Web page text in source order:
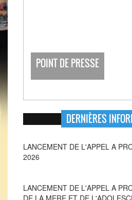
POINT DE PRESSE
DERNIÈRES
LANCEMENT DE L'APPEL A